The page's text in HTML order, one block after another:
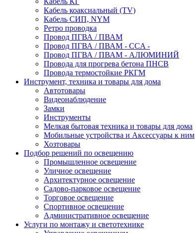
Кабель коаксиальный (TV)
Кабель СИП, NYM
Ретро проводка
Провод ПГВА / ПВАМ
Провод ПГВА / ПВАМ - CCA -
Провод ПГВА / ПВАМ - АЛЮМИНИЙ
Провода для прогрева бетона ПНСВ
Провода термостойкие РКГМ
Инструмент, техника и товары для дома
Автотовары
Видеонаблюдение
Замки
Инструменты
Мелкая бытовая техника и товары для дома
Мобильные устройства и Аксессуары к ним
Хозтовары
Подбор решений по освещению
Промышленное освещение
Уличное освещение
Архитектурное освещение
Садово-парковое освещение
Торговое освещение
Спортивное освещение
Административное освещение
Услуги по монтажу и светотехнике